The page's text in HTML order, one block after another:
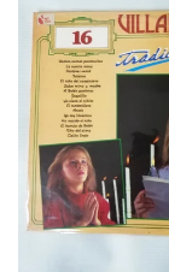
c
i
ó
n